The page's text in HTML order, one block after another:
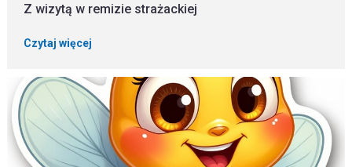
Z wizytą w remizie strażackiej
Czytaj więcej